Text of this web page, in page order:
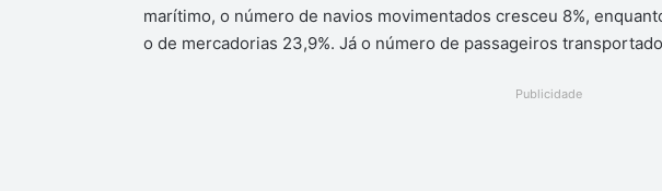
marítimo, o número de navios movimentados cresceu 8%,
o de mercadorias 23,9%. Já o número de passageiros
Publicidade